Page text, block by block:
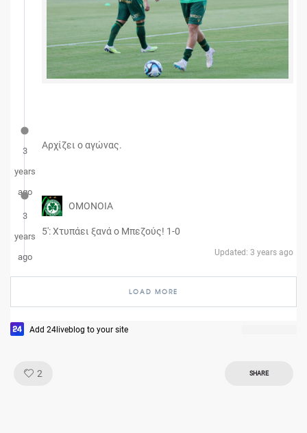
3
years
ago
Αρχίζει ο αγώνας.
3
years
ago
OMONOIA
5': Χτυπάει ξανά ο Μπεζούς! 1-0
Updated: 3 years ago
LOAD MORE
Add 24liveblog to your site
2 SHARE